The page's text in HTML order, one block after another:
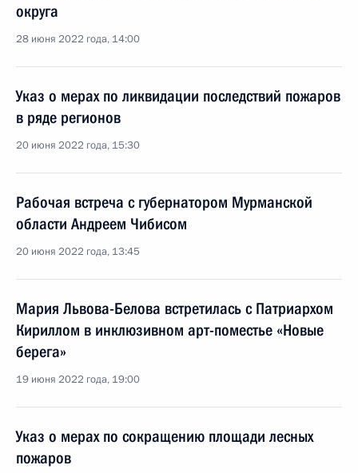
округа
28 июня 2022 года, 14:00
Указ о мерах по ликвидации последствий пожаров
в ряде регионов
20 июня 2022 года, 15:30
Рабочая встреча с губернатором Мурманской
области Андреем Чибисом
20 июня 2022 года, 13:45
Мария Львова-Белова встретилась с Патриархом
Кириллом в инклюзивном арт-поместье «Новые
берега»
19 июня 2022 года, 19:00
Указ о мерах по сокращению площади лесных
пожаров